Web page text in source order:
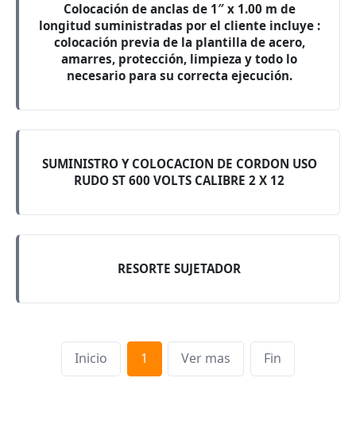
Colocación de anclas de 1″ x 1.00 m de
longitud suministradas por el cliente incluye :
colocación previa de la plantilla de acero,
amarres, protección, limpieza y todo lo
necesario para su correcta ejecución.
SUMINISTRO Y COLOCACION DE CORDON USO
RUDO ST 600 VOLTS CALIBRE 2 X 12
RESORTE SUJETADOR
Inicio 1 Ver mas Fin